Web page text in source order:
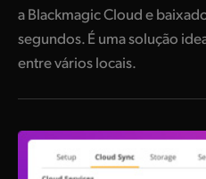
a Blackmagic Cloud e
segundos. É uma solução
entre vários locais.